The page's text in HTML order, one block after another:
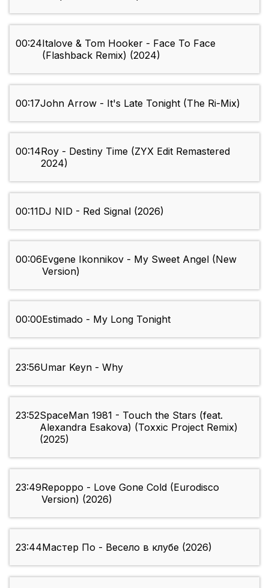
00:24Italove & Tom Hooker - Face To Face
(Flashback Remix) (2024)
00:17John Arrow - It's Late Tonight (The Ri-Mix)
00:14Roy - Destiny Time (ZYX Edit Remastered
2024)
00:11DJ NID - Red Signal (2026)
00:06Evgene Ikonnikov - My Sweet Angel (New
Version)
00:00Estimado - My Long Tonight
23:56Umar Keyn - Why
23:52SpaceMan 1981 - Touch the Stars (feat.
Alexandra Esakova) (Toxxic Project Remix)
(2025)
23:49Repoppo - Love Gone Cold (Eurodisco
Version) (2026)
23:44Мастер По - Весело в клубе (2026)